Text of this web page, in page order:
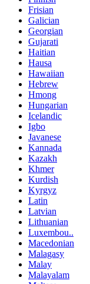
Frisian
Galician
Georgian
Gujarati
Haitian
Hausa
Hawaiian
Hebrew
Hmong
Hungarian
Icelandic
Igbo
Javanese
Kannada
Kazakh
Khmer
Kurdish
Kyrgyz
Latin
Latvian
Lithuanian
Luxembou..
Macedonian
Malagasy
Malay
Malayalam